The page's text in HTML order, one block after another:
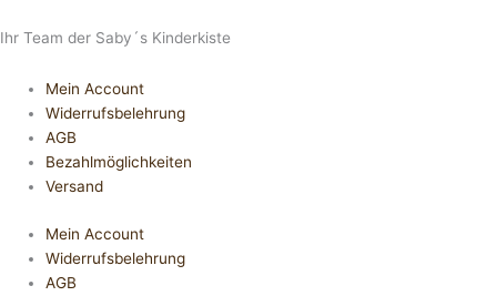
Ihr Team der Saby´s Kinderkiste
Mein Account
Widerrufsbelehrung
AGB
Bezahlmöglichkeiten
Versand
Mein Account
Widerrufsbelehrung
AGB